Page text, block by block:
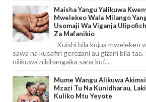
Maisha Yangu Yalikuwa
Mwelekeo Wala Milango
Usomaji Wa Viganja
Za Mafanikio
Kuishi bila kujua mwelekeo
sawa na kusafiri gerezani au gizani bila taa.
nilikuwa nikihangaika sana kuf...
Mume Wangu Alikuwa
Mzazi Tu Na Kunidharau,
Kuliko Mtu Yeyote